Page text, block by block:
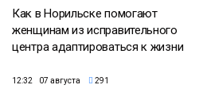
Как в Норильске помогают
женщинам из исправительного
центра адаптироваться к жизни
12:32 07 августа 291